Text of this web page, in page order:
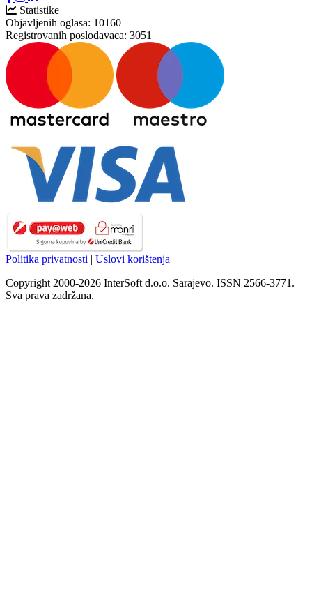
Statistike
Objavljenih oglasa: 10160
Registrovanih poslodavaca: 3051
Politika privatnosti
Uslovi korištenja
Copyright 2000-2026 InterSoft d.o.o. Sarajevo. ISSN 2566-3771.
Sva prava zadržana.